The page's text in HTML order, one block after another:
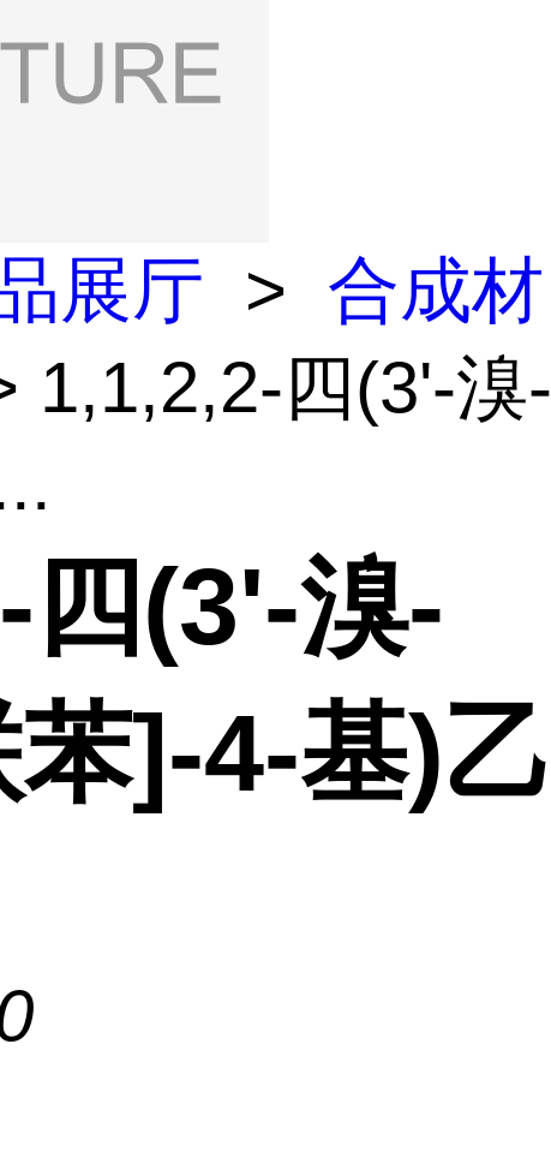
展厅 > 合成材
1,1,2,2-四(3'-溴-
四(3'-溴-
]-4-基)乙